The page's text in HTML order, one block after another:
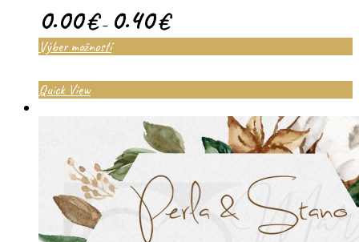
0.00€– 0.40€
Výber možností
Quick View